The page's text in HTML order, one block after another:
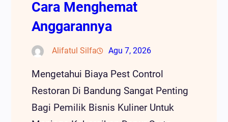
Cara Menghemat
Anggarannya
Alifatul Silfa Agu 7, 2026
Mengetahui Biaya Pest Control
Restoran Di Bandung Sangat Penting
Bagi Pemilik Bisnis Kuliner Untuk